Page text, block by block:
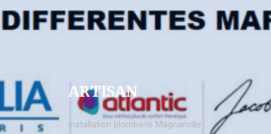
ARTISAN
installation plomberie Magnanville